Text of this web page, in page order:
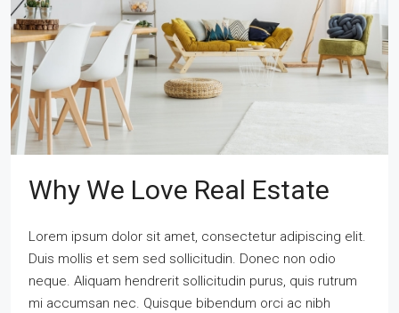
Why We Love Real Estate
Lorem ipsum dolor sit amet, consectetur adipiscing elit.
Duis mollis et sem sed sollicitudin. Donec non odio
neque. Aliquam hendrerit sollicitudin purus, quis rutrum
mi accumsan nec. Quisque bibendum orci ac nibh